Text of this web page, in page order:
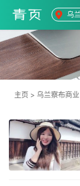
乌
主页 > 乌兰察布商业